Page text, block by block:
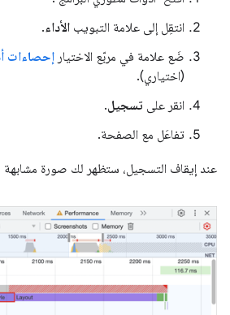
انتقِل إلى علامة التبويب الأداء.
ضَع علامة في مربّع الاختيار إحصاءات
(اختياري).
انقر على تسجيل.
تفاعَل مع الصفحة.
عند إيقاف التسجيل، ستظهر لك صورة مشابهة